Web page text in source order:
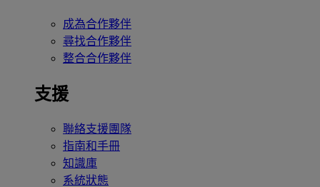
成為合作夥伴
尋找合作夥伴
整合合作夥伴
支援
聯絡支援團隊
指南和手冊
知識庫
系統狀態